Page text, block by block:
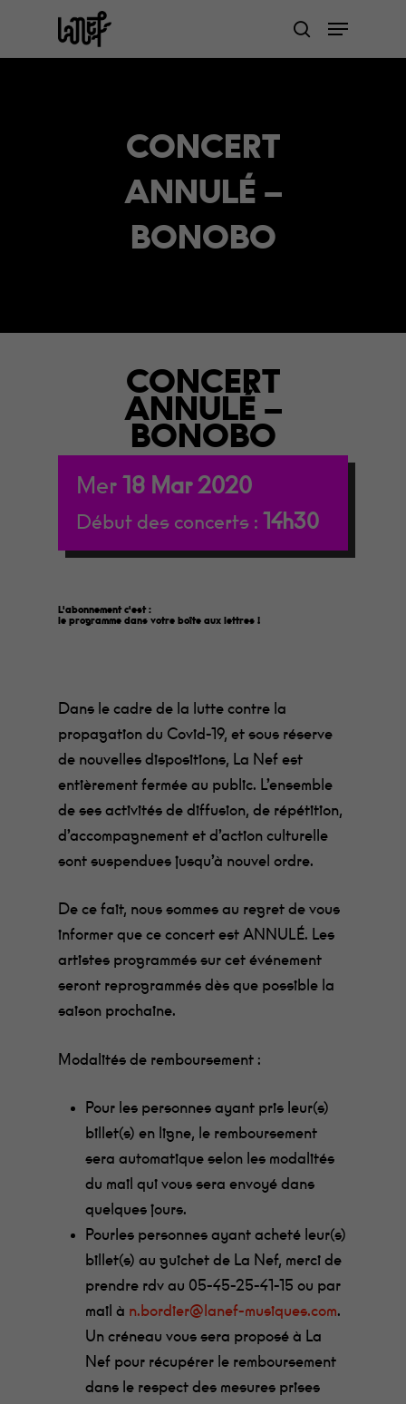
main
search
Menu
CONCERT
ANNULÉ –
BONOBO
CONCERT
ANNULÉ –
BONOBO
Mer 18 Mar 2020
Début des concerts : 14h30
L'abonnement c'est :
le programme dans votre boîte aux lettres !
Dans le cadre de la lutte contre la
propagation du Covid-19, et sous réserve
de nouvelles dispositions, La Nef est
entièrement fermée au public. L’ensemble
de ses activités de diffusion, de répétition,
d’accompagnement et d’action culturelle
sont suspendues jusqu’à nouvel ordre.
De ce fait, nous sommes au regret de vous
informer que ce concert est ANNULÉ. Les
artistes programmés sur cet événement
seront reprogrammés dès que possible la
saison prochaine.
Modalités de remboursement :
Pour les personnes ayant pris leur(s)
billet(s) en ligne, le remboursement
sera automatique selon les modalités
du mail qui vous sera envoyé dans
quelques jours.
Pourles personnes ayant acheté leur(s)
billet(s) au guichet de La Nef, merci de
prendre rdv au 05-45-25-41-15 ou par
mail à n.bordier@lanef-musiques.com.
Un créneau vous sera proposé à La
Nef pour récupérer le remboursement
dans le respect des mesures prises
Close